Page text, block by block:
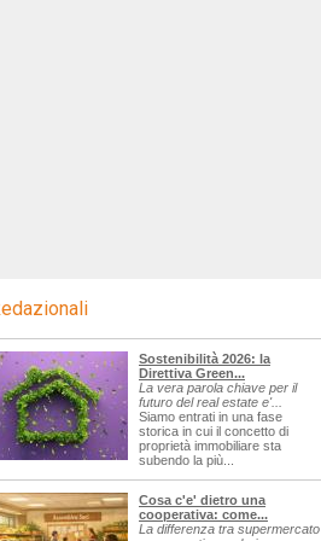
Sostenibilità 2026: la
Direttiva Green...
La vera parola chiave per il
futuro del real estate e'...
Siamo entrati in una fase
storica in cui il concetto di
proprietà immobiliare sta
subendo la più...
Cosa c'e' dietro una
cooperativa: come...
La differenza tra supermercato